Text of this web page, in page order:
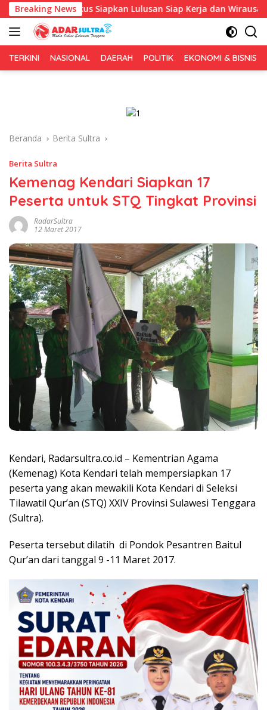
Langsung
ke
konten
Breaking News
Fokus Siapkan Lulusan Siap Kerja dan Wirausaha
TERKINI NASIONAL DAERAH POLITIK EKONOMI & BISNIS
Beranda Berita Sultra
Berita Sultra
Kemenag Kendari Siapkan 17
Peserta untuk STQ Tingkat Provinsi
RadarSultra
12 Maret 2017
Kendari, Radarsultra.co.id – Kementrian Agama
(Kemenag) Kota Kendari telah mempersiapkan 17
peserta yang akan mewakili Kota Kendari di Seleksi
Tilawatil Qur’an (STQ) XXIV Provinsi Sulawesi Tenggara
(Sultra).
Peserta tersebut dilatih di Pondok Pesantren Baitul
Qur’an dari tanggal 9 -11 Maret 2017.